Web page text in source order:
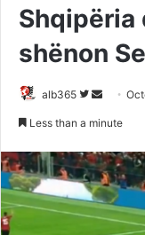
Shqipëria
shënon
alb365
Follow
Send
Less than a minute